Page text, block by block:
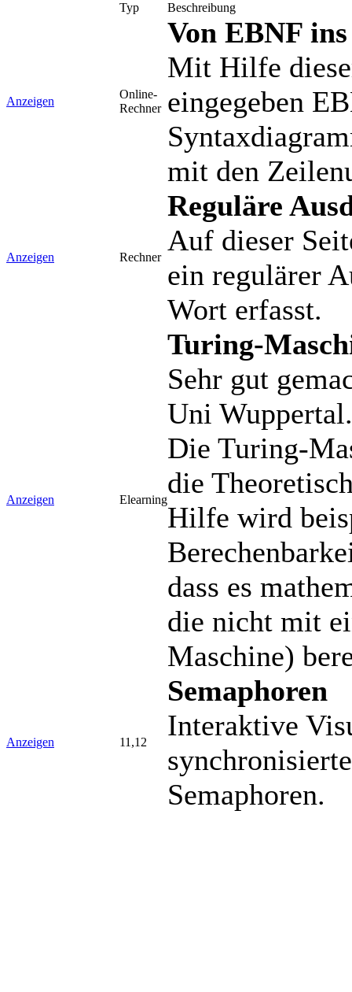
Typ Beschreibung
Anzeigen
Online-
Rechner
Von EBNF
Mit Hilfe
eingegeben
mit den
Anzeigen Rechner
Reguläre
Auf dieser
ein regulärer
Wort erfasst.
Anzeigen Elearning
Turing-
Sehr gut
Uni Wuppertal.
Die Turing-
die
Hilfe wird
dass es
die nicht mit
Maschine)
Anzeigen 11,12
Semaphoren
Interaktive
Semaphoren.